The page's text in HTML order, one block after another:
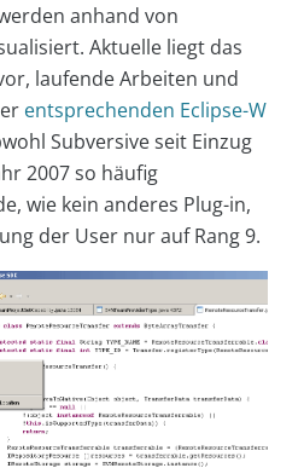
anhand von
Aktuelle liegt das
laufende Arbeiten und
entsprechenden Eclipse-W
Subversive seit Einzug
2007 so häufig
wie kein anderes Plug-in,
der User nur auf Rang 9.